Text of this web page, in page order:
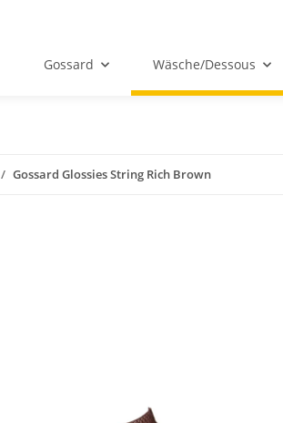
Gossard Wäsche/Dessous
Gossard Glossies String Rich Brown